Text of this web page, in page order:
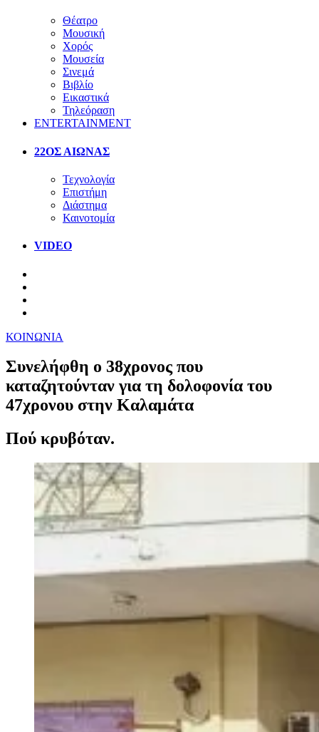
Θέατρο
Μουσική
Χορός
Μουσεία
Σινεμά
Βιβλίο
Εικαστικά
Τηλεόραση
ENTERTAINMENT
22ΟΣ ΑΙΩΝΑΣ
Τεχνολογία
Επιστήμη
Διάστημα
Καινοτομία
VIDEO
ΚΟΙΝΩΝΙΑ
Συνελήφθη ο 38χρονος που
καταζητούνταν για τη δολοφονία του
47χρονου στην Καλαμάτα
Πού κρυβόταν.